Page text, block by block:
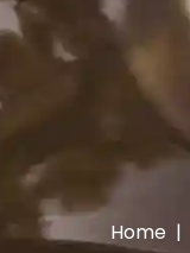
Home |